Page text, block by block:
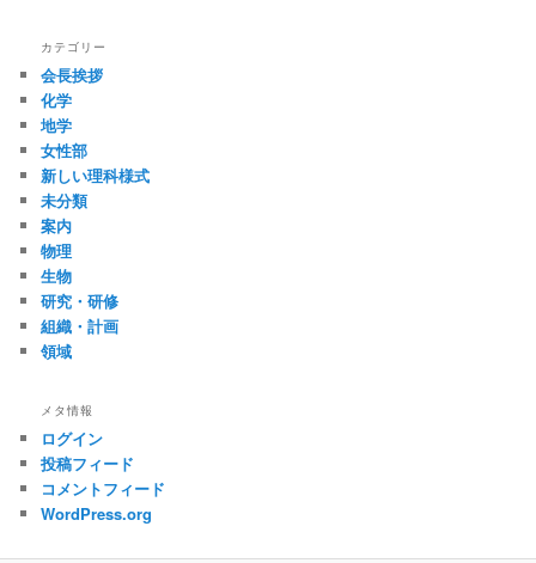
カテゴリー
会長挨拶
化学
地学
女性部
新しい理科様式
未分類
案内
物理
生物
研究・研修
組織・計画
領域
メタ情報
ログイン
投稿フィード
コメントフィード
WordPress.org